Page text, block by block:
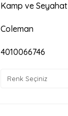
Kamp ve Seyahat
Coleman
4010066746